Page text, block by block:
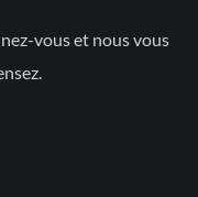
vous et nous vous